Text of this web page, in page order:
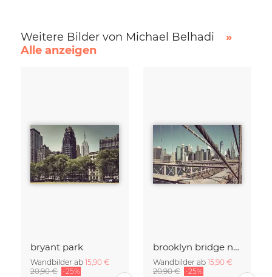
Weitere Bilder von Michael Belhadi
»
Alle anzeigen
bryant park
Wandbilder ab 15,90 €
20,90 € -25%
brooklyn bridge no. 02
Wandbilder ab 15,90 €
20,90 € -25%